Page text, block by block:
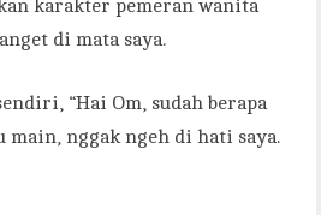
karakter pemeran wanita
di mata saya.
“Hai Om, sudah berapa
main, nggak ngeh di hati saya.